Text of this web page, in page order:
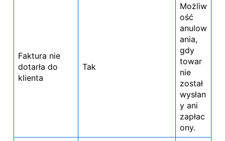
Faktura nie
dotarła do
klienta
Tak
Możliw
ość
anulow
ania,
gdy
towar
nie
został
wysłan
y ani
zapłac
ony.